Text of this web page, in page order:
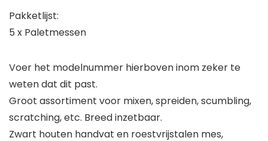
Pakketlijst:
5 x Paletmessen
Voer het modelnummer hierboven inom zeker te
weten dat dit past.
Groot assortiment voor mixen, spreiden, scumbling,
scratching, etc. Breed inzetbaar.
Zwart houten handvat en roestvrijstalen mes,